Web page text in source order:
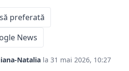
preferată
News
Natalia la 31 mai 2026, 10:27